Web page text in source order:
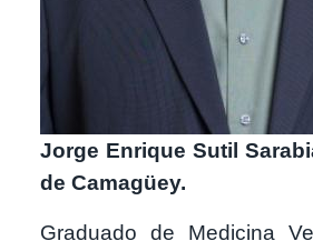
Jorge Enrique Sutil
de Camagüey.
Graduado de Medicina